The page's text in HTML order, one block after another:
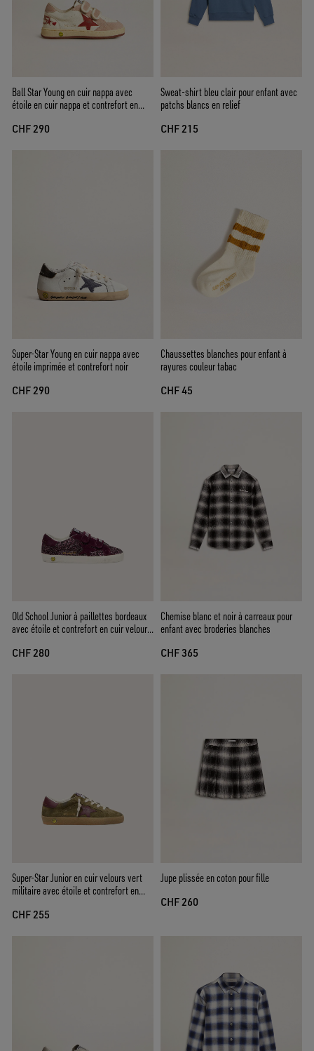
Ball Star Young en cuir nappa avec
étoile en cuir nappa et contrefort en
CHF 290
Sweat-shirt bleu clair pour enfant avec
patchs blancs en relief
CHF 215
Super-Star Young en cuir nappa avec
étoile imprimée et contrefort noir
CHF 290
Chaussettes blanches pour enfant à
rayures couleur tabac
CHF 45
Old School Junior à paillettes bordeaux
avec étoile et contrefort en cuir velours
CHF 280
Chemise blanc et noir à carreaux pour
enfant avec broderies blanches
CHF 365
Super-Star Junior en cuir velours vert
militaire avec étoile et contrefort en
CHF 255
Jupe plissée en coton pour fille
CHF 260